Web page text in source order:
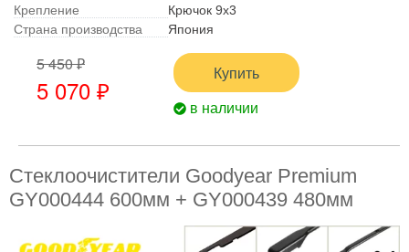
Крепление
Крючок 9x3
Страна производства
Япония
5 450 ₽
5 070 ₽
Купить
в наличии
Стеклоочистители Goodyear Premium
GY000444 600мм + GY000439 480мм